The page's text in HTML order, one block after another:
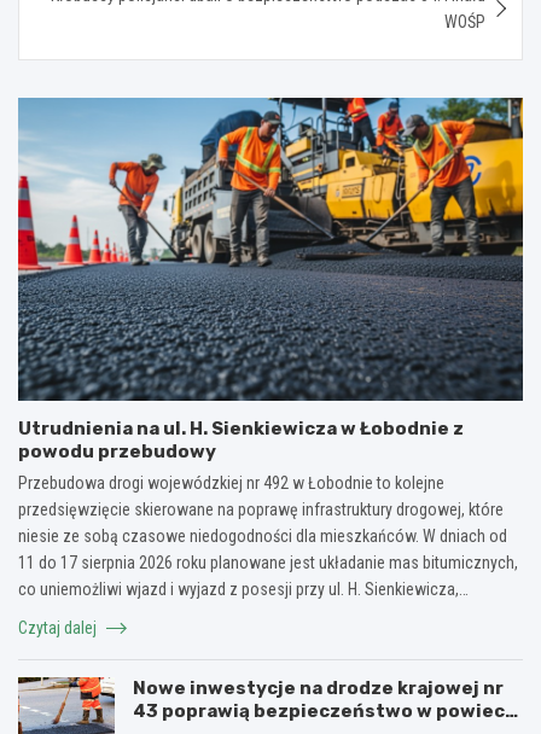
WOŚP
Utrudnienia na ul. H. Sienkiewicza w Łobodnie z
powodu przebudowy
Przebudowa drogi wojewódzkiej nr 492 w Łobodnie to kolejne
przedsięwzięcie skierowane na poprawę infrastruktury drogowej, które
niesie ze sobą czasowe niedogodności dla mieszkańców. W dniach od
11 do 17 sierpnia 2026 roku planowane jest układanie mas bitumicznych,
co uniemożliwi wjazd i wyjazd z posesji przy ul. H. Sienkiewicza,…
Czytaj dalej
Nowe inwestycje na drodze krajowej nr
43 poprawią bezpieczeństwo w powiecie